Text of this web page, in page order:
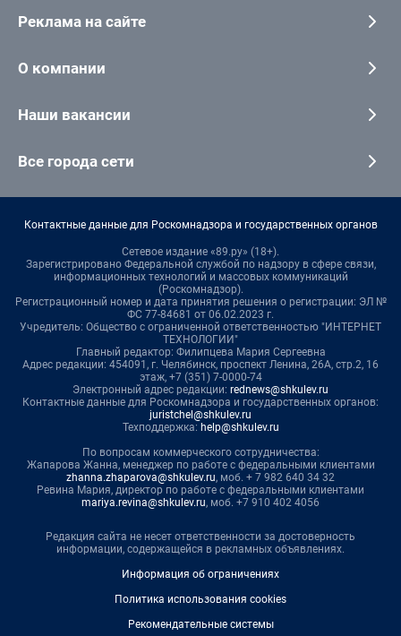
Реклама на сайте
О компании
Наши вакансии
Все города сети
Контактные данные для Роскомнадзора и государственных органов
Сетевое издание «89.ру» (18+).
Зарегистрировано Федеральной службой по надзору в сфере связи,
информационных технологий и массовых коммуникаций
(Роскомнадзор).
Регистрационный номер и дата принятия решения о регистрации: ЭЛ №
ФС 77-84681 от 06.02.2023 г.
Учредитель: Общество с ограниченной ответственностью "ИНТЕРНЕТ
ТЕХНОЛОГИИ"
Главный редактор: Филипцева Мария Сергеевна
Адрес редакции: 454091, г. Челябинск, проспект Ленина, 26А, стр.2, 16
этаж, +7 (351) 7-0000-74
Электронный адрес редакции: rednews@shkulev.ru
Контактные данные для Роскомнадзора и государственных органов:
juristchel@shkulev.ru
Техподдержка: help@shkulev.ru
По вопросам коммерческого сотрудничества:
Жапарова Жанна, менеджер по работе с федеральными клиентами
zhanna.zhaparova@shkulev.ru, моб. + 7 982 640 34 32
Ревина Мария, директор по работе с федеральными клиентами
mariya.revina@shkulev.ru, моб. +7 910 402 4056
Редакция сайта не несет ответственности за достоверность
информации, содержащейся в рекламных объявлениях.
Информация об ограничениях
Политика использования cookies
Рекомендательные системы